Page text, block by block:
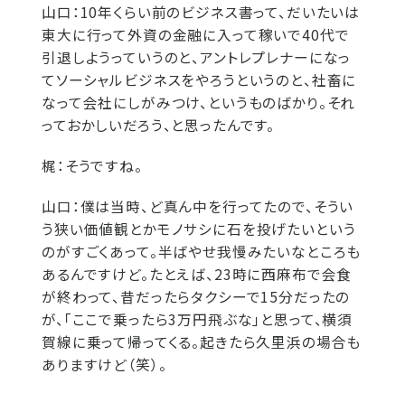
山口： 10年くらい前のビジネス書って、だいたいは
東大に行って外資の金融に入って稼いで40代で
引退しようっていうのと、アントレプレナーになっ
てソーシャルビジネスをやろうというのと、社畜に
なって会社にしがみつけ、というものばかり。それ
っておかしいだろう、と思ったんです。
梶： そうですね。
山口：僕は当時、ど真ん中を行ってたので、そうい
う狭い価値観とかモノサシに石を投げたいという
のがすごくあって。半ばやせ我慢みたいなところも
あるんですけど。たとえば、23時に西麻布で会食
が終わって、昔だったらタクシーで15分だったの
が、「ここで乗ったら3万円飛ぶな」と思って、横須
賀線に乗って帰ってくる。起きたら久里浜の場合も
ありますけど（笑）。